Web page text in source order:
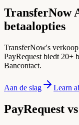
TransferNow
betaalopties
TransferNow's
PayRequest biedt 20+
Bancontact.
Aan de slag Learn
PayRequest vs